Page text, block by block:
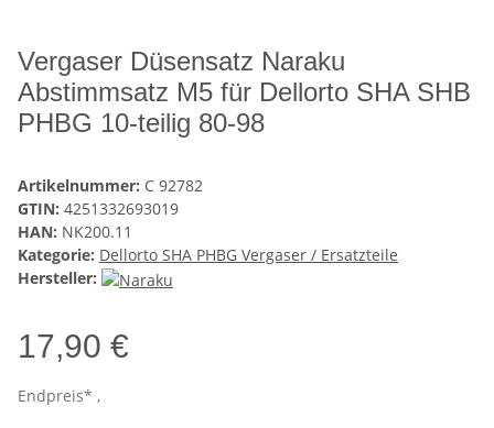
Vergaser Düsensatz Naraku
Abstimmsatz M5 für Dellorto SHA SHB
PHBG 10-teilig 80-98
Artikelnummer: C 92782
GTIN: 4251332693019
HAN: NK200.11
Kategorie: Dellorto SHA PHBG Vergaser / Ersatzteile
Hersteller:
17,90 €
Endpreis* ,